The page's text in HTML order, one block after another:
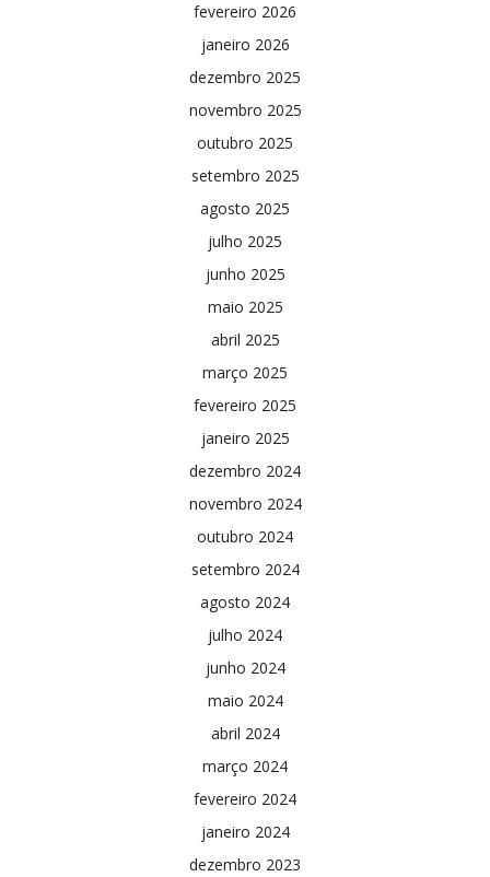
fevereiro 2026
janeiro 2026
dezembro 2025
novembro 2025
outubro 2025
setembro 2025
agosto 2025
julho 2025
junho 2025
maio 2025
abril 2025
março 2025
fevereiro 2025
janeiro 2025
dezembro 2024
novembro 2024
outubro 2024
setembro 2024
agosto 2024
julho 2024
junho 2024
maio 2024
abril 2024
março 2024
fevereiro 2024
janeiro 2024
dezembro 2023